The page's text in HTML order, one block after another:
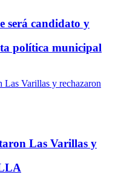
será candidato y
política municipal
Las Varillas y